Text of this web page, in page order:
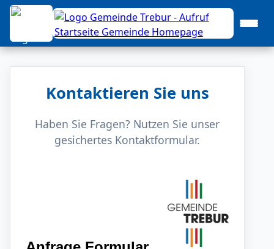
Kontaktieren Sie uns
Haben Sie Fragen? Nutzen Sie unser
gesichertes Kontaktformular.